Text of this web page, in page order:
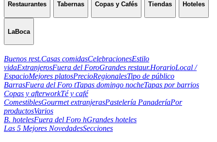
Restaurantes Tabernas Copas y Cafés Tiendas Hoteles
LaBoca
Buenos rest.Casas comidasCelebracionesEstilo
vidaExtranjerosFuera del ForoGrandes restaur.HorarioLocal /
EspacioMejores platosPrecioRegionalesTipo de público
BarrasFuera del Foro tTapas domingo nocheTapas por barrios
Copas y afterworkTé y café
ComestiblesGourmet extranjerasPastelería PanaderíaPor
productosVarios
B. hotelesFuera del Foro hGrandes hoteles
Las 5 Mejores NovedadesSecciones